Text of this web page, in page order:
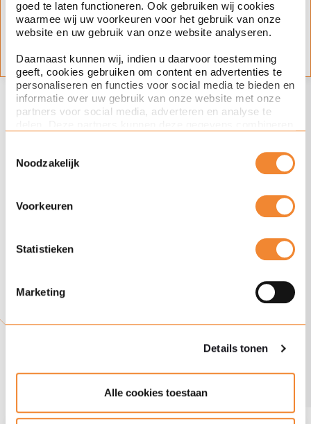
goed te laten functioneren. Ook gebruiken wij cookies
waarmee wij uw voorkeuren voor het gebruik van onze
website en uw gebruik van onze website analyseren.
Daarnaast kunnen wij, indien u daarvoor toestemming
geeft, cookies gebruiken om content en advertenties te
personaliseren en functies voor social media te bieden en
informatie over uw gebruik van onze website met onze
partners voor social media, adverteren en analyse te
ze hebben verzameld op basis van uw gebruik van hun
services. Met de schuifknoppen in deze cookiebanner
kunt u aangeven of u bezwaar heeft tegen de inzet van
van bepaalde cookies. Toestemming kunt u altijd weer
Via de knop Details tonen hieronder leest u meer over het
gebruik van cookies door Ploum. Verdere informatie over
Noodzakelijk
Voorkeuren
Statistieken
Marketing
Details tonen
Alle cookies toestaan
Onderwerp(en)
Ook interesse in deze
artikelen?
30 jul 26